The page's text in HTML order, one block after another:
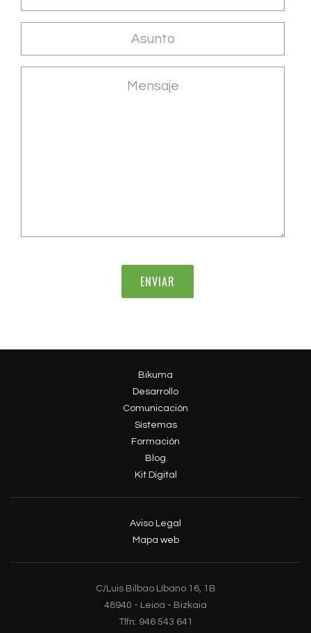
Bikuma
Desarrollo
Comunicación
Sistemas
Formación
Blog
Kit Digital
Aviso Legal
Mapa web
C/Luis Bilbao Líbano 16, 1B
48940 - Leioa - Bizkaia
Tlfn: 946 543 641